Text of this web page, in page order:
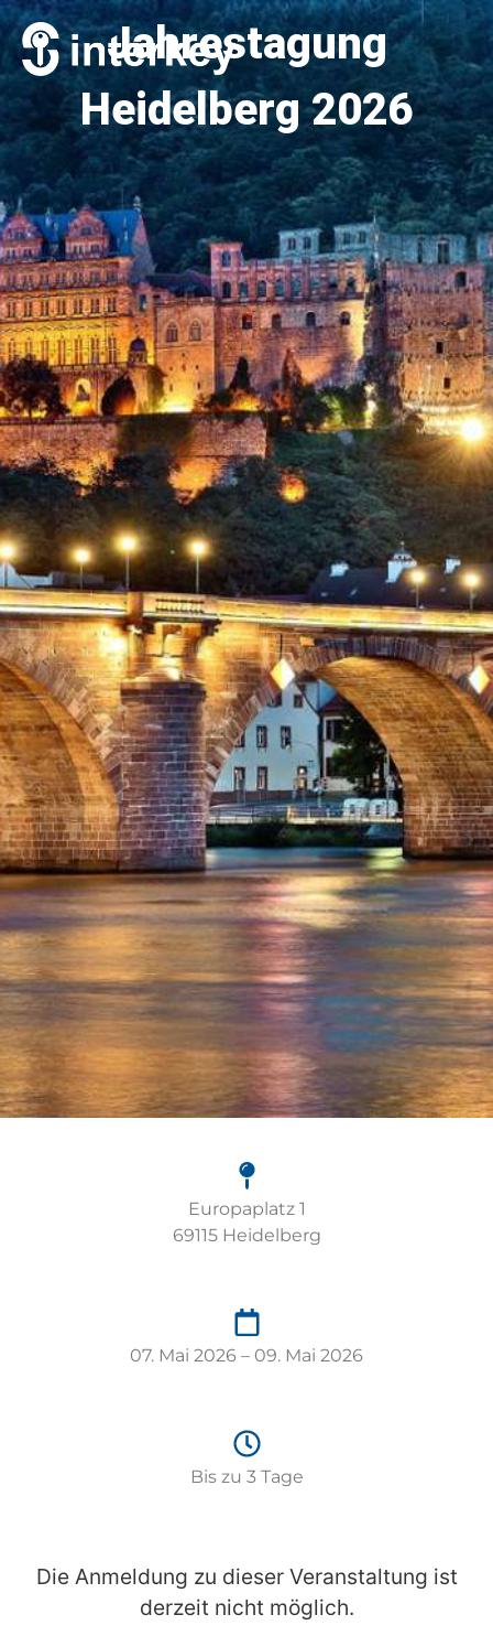
Jahrestagung
Heidelberg 2026
Europaplatz 1
69115 Heidelberg
07. Mai 2026 – 09. Mai 2026
Bis zu 3 Tage
Die Anmeldung zu dieser Veranstaltung ist
derzeit nicht möglich.